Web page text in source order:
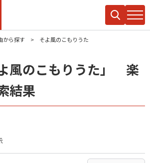
から探す そよ風のこもりうた
風のこもりうた」 楽
結果